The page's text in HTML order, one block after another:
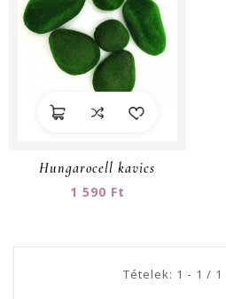
Hungarocell kavics
1 590 Ft
Tételek: 1 - 1 / 1